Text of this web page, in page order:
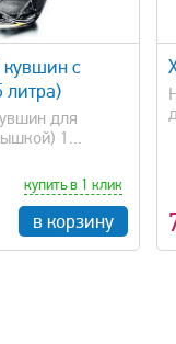
кувшин с
для
1...
купить в 1 клик
в корзину
просмотр